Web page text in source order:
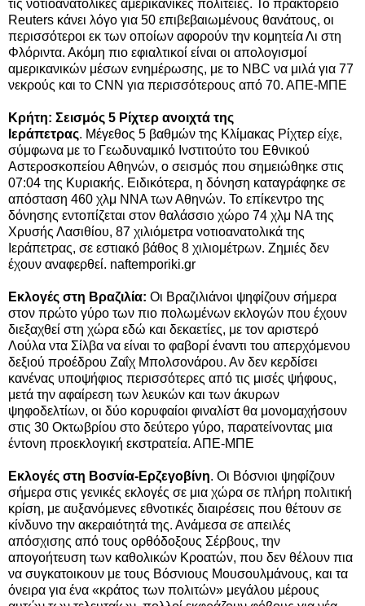
τις νοτιοανατολικές αμερικανικές πολιτείες. Το πρακτορείο
Reuters κάνει λόγο για 50 επιβεβαιωμένους θανάτους, οι
περισσότεροι εκ των οποίων αφορούν την κομητεία Λι στη
Φλόριντα. Ακόμη πιο εφιαλτικοί είναι οι απολογισμοί
αμερικανικών μέσων ενημέρωσης, με το NBC να μιλά για 77
νεκρούς και το CNN για περισσότερους από 70. ΑΠΕ-ΜΠΕ
Κρήτη: Σεισμός 5 Ρίχτερ ανοιχτά της
Ιεράπετρας. Μέγεθος 5 βαθμών της Κλίμακας Ρίχτερ είχε,
σύμφωνα με το Γεωδυναμικό Ινστιτούτο του Εθνικού
Αστεροσκοπείου Αθηνών, ο σεισμός που σημειώθηκε στις
07:04 της Κυριακής. Ειδικότερα, η δόνηση καταγράφηκε σε
απόσταση 460 χλμ ΝΝΑ των Αθηνών. Το επίκεντρο της
δόνησης εντοπίζεται στον θαλάσσιο χώρο 74 χλμ ΝΑ της
Χρυσής Λασιθίου, 87 χιλιόμετρα νοτιοανατολικά της
Ιεράπετρας, σε εστιακό βάθος 8 χιλιομέτρων. Ζημιές δεν
έχουν αναφερθεί. naftemporiki.gr
Εκλογές στη Βραζιλία: Οι Βραζιλιάνοι ψηφίζουν σήμερα
στον πρώτο γύρο των πιο πολωμένων εκλογών που έχουν
διεξαχθεί στη χώρα εδώ και δεκαετίες, με τον αριστερό
Λούλα ντα Σίλβα να είναι το φαβορί έναντι του απερχόμενου
δεξιού προέδρου Ζαΐχ Μπολσονάρου. Αν δεν κερδίσει
κανένας υποψήφιος περισσότερες από τις μισές ψήφους,
μετά την αφαίρεση των λευκών και των άκυρων
ψηφοδελτίων, οι δύο κορυφαίοι φιναλίστ θα μονομαχήσουν
στις 30 Οκτωβρίου στο δεύτερο γύρο, παρατείνοντας μια
έντονη προεκλογική εκστρατεία. ΑΠΕ-ΜΠΕ
Εκλογές στη Βοσνία-Ερζεγοβίνη. Οι Βόσνιοι ψηφίζουν
σήμερα στις γενικές εκλογές σε μια χώρα σε πλήρη πολιτική
κρίση, με αυξανόμενες εθνοτικές διαιρέσεις που θέτουν σε
κίνδυνο την ακεραιότητά της. Ανάμεσα σε απειλές
απόσχισης από τους ορθόδοξους Σέρβους, την
απογοήτευση των καθολικών Κροατών, που δεν θέλουν πια
να συγκατοικουν με τους Βόσνιους Μουσουλμάνους, και τα
όνειρα για ένα «κράτος των πολιτών» μεγάλου μέρους